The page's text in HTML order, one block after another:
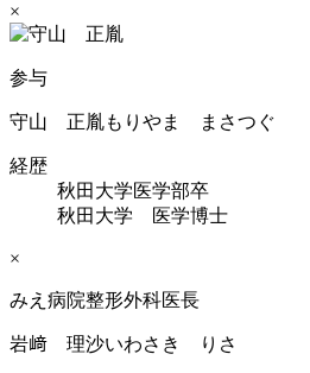
×
参与
守山 正胤もりやま まさつぐ
経歴
秋田大学医学部卒
秋田大学 医学博士
×
みえ病院整形外科医長
岩﨑 理沙いわさき りさ